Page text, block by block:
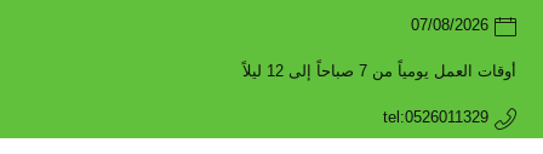
07/08/2026
أوقات العمل يومياً من 7 صباحاً إلى 12 ليلاً
tel:0526011329